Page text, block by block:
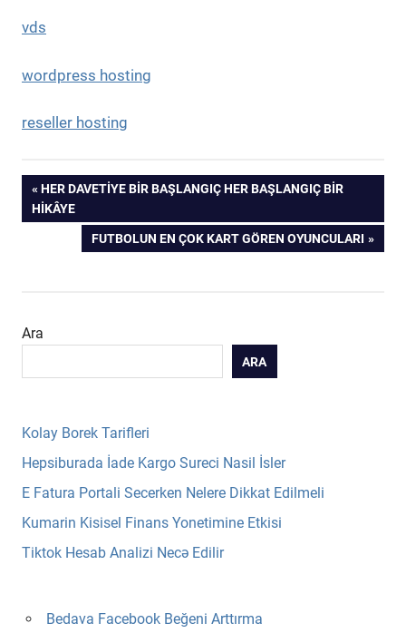
vds
wordpress hosting
reseller hosting
Yazı
gezinmesi
PREVIOUS
POST:
HER DAVETIYE BIR BAŞLANGIÇ HER BAŞLANGIÇ BIR
HIKÂYE
NEXT
FUTBOLUN EN ÇOK KART GÖREN OYUNCULARI
Ara
ARA
Kolay Borek Tarifleri
Hepsiburada İade Kargo Sureci Nasil İsler
E Fatura Portali Secerken Nelere Dikkat Edilmeli
Kumarin Kisisel Finans Yonetimine Etkisi
Tiktok Hesab Analizi Necə Edilir
Bedava Facebook Beğeni Arttırma